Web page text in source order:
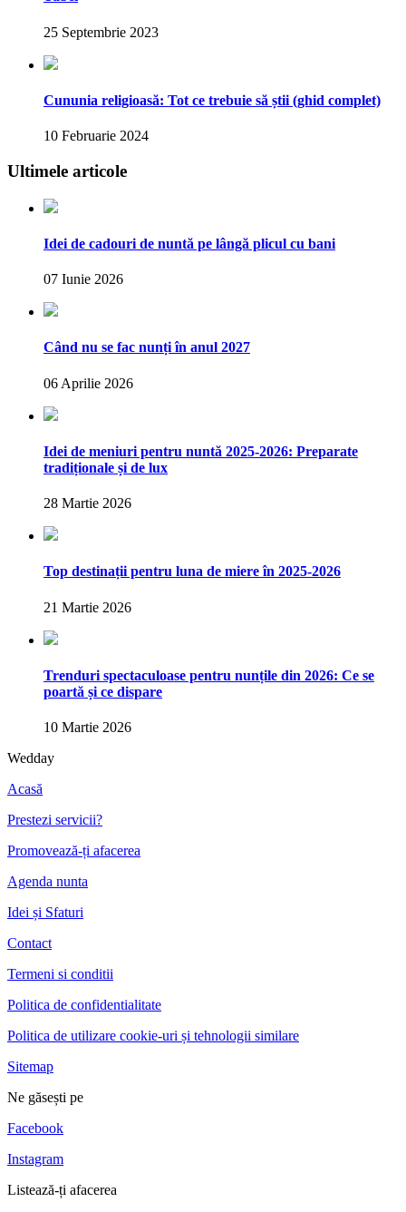
25 Septembrie 2023
Cununia religioasă: Tot ce trebuie să știi (ghid complet)
10 Februarie 2024
Ultimele articole
Idei de cadouri de nuntă pe lângă plicul cu bani
07 Iunie 2026
Când nu se fac nunți în anul 2027
06 Aprilie 2026
Idei de meniuri pentru nuntă 2025-2026: Preparate
tradiționale și de lux
28 Martie 2026
Top destinații pentru luna de miere în 2025-2026
21 Martie 2026
Trenduri spectaculoase pentru nunțile din 2026: Ce se
poartă și ce dispare
10 Martie 2026
Wedday
Acasă
Prestezi servicii?
Promovează-ți afacerea
Agenda nunta
Idei și Sfaturi
Contact
Termeni si conditii
Politica de confidentialitate
Politica de utilizare cookie-uri și tehnologii similare
Sitemap
Ne găsești pe
Facebook
Instagram
Listează-ți afacerea